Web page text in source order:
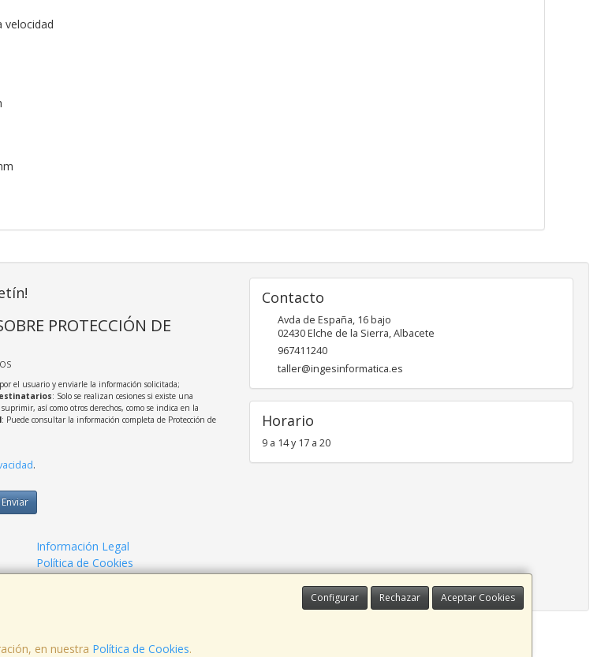
velocidad
Configurar Rechazar Aceptar Cookies
en nuestra Política de Cookies.
PROTECCIÓN DE
el usuario y enviarle la información solicitada;
: Solo se realizan cesiones si existe una
así como otros derechos, como se indica en la
: Puede consultar la información completa de Protección de
.
Enviar
Información Legal
Política de Cookies
Contacto
Avda de España, 16 bajo
02430Elche de la Sierra,Albacete
967411240
taller@ingesinformatica.es
Horario
9 a 14 y 17 a 20
, España. - C.I.F.: 53141721Z - Tfno: